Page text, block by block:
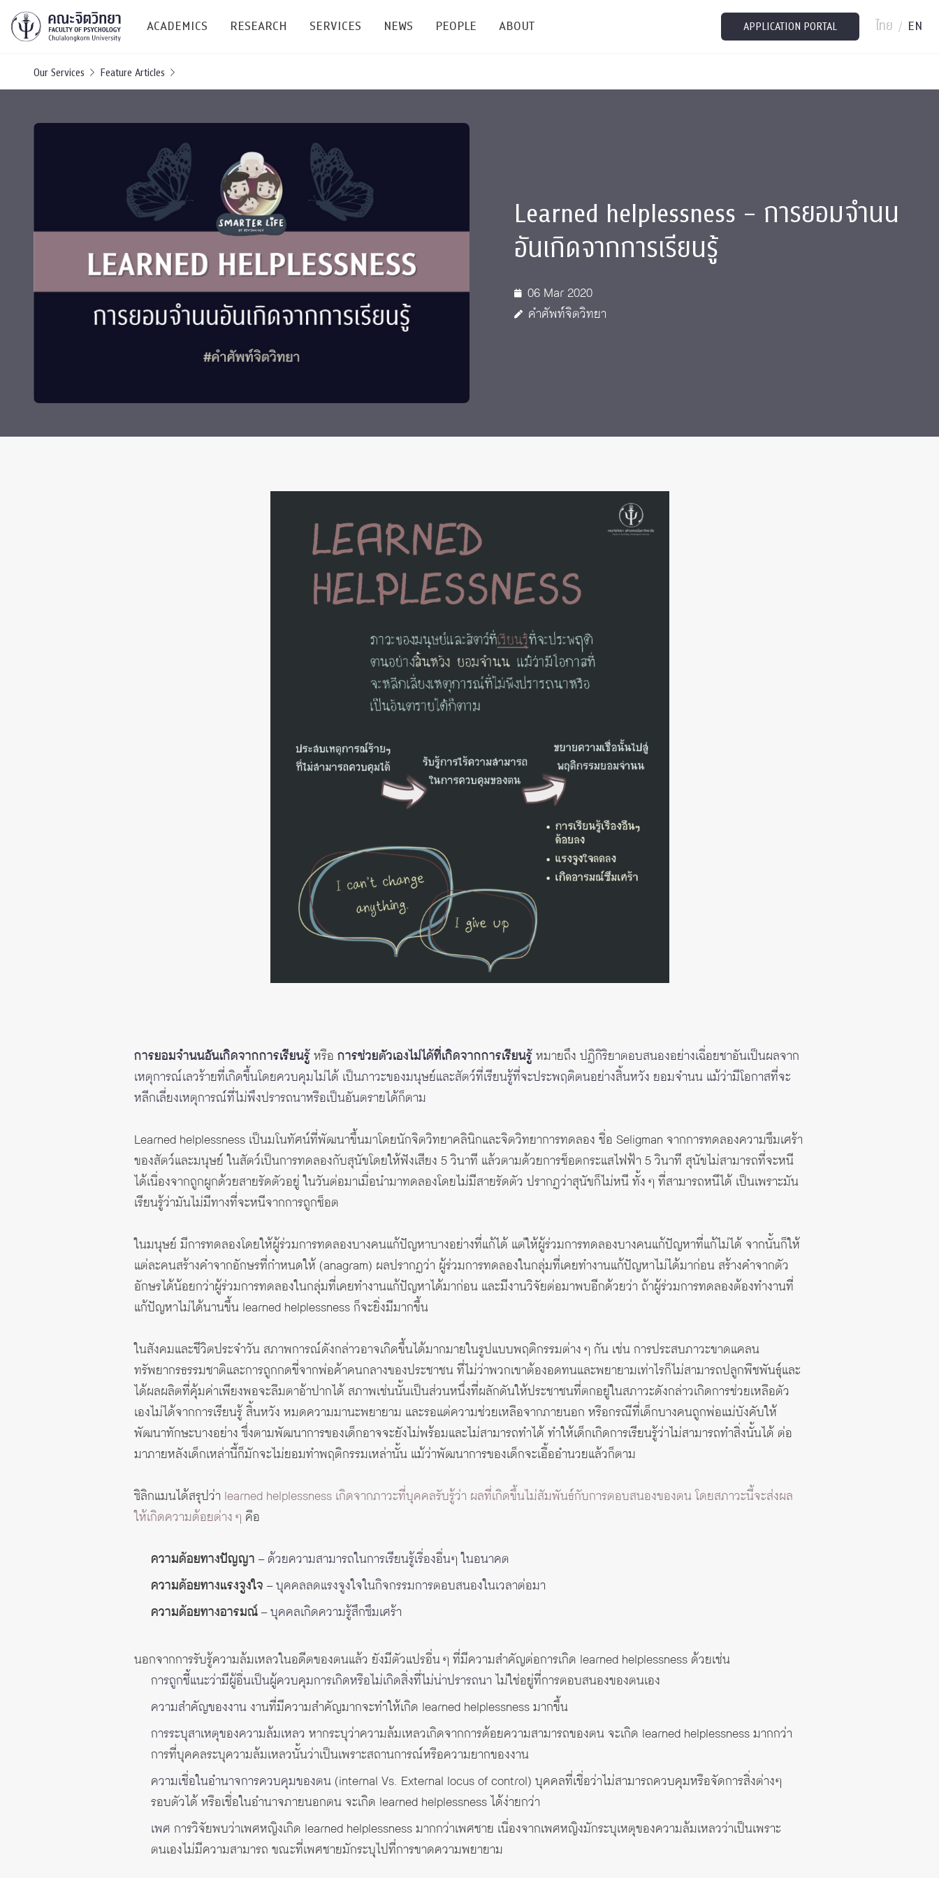
ACADEMICS
Undergraduate
Bachelor of Science
(B.Sc.)
Graduate
Master's and PhD
Current Students
RESEARCH
Research Publications
Conference
International Conference & Symposium
TICP 2023
SSBW Activities
Grants and Awards
SERVICES
PSY Stats Clinic
Wellness Center
Psychological Center for Effective Organization
Life Di
CU Radio
NEWS
Events & Announcement
Jobs
PEOPLE
Staffs
ABOUT
Contact Us
Intranet
APPLICATION PORTAL ไทย / EN
Our Services Feature Articles
Learned helplessness – การยอมจำนน
อันเกิดจากการเรียนรู้
06 Mar 2020
คำศัพท์จิตวิทยา
การยอมจำนนอันเกิดจากการเรียนรู้หรือ การช่วยตัวเองไม่ได้ที่เกิดจากการเรียนรู้หมายถึง ปฏิกิริยาตอบสนองอย่างเฉื่อยชาอันเป็นผลจาก
เหตุการณ์เลวร้ายที่เกิดขึ้นโดยควบคุมไม่ได้ เป็นภาวะของมนุษย์และสัตว์ที่เรียนรู้ที่จะประพฤติตนอย่างสิ้นหวัง ยอมจำนน แม้ว่ามีโอกาสที่จะ
หลีกเลี่ยงเหตุการณ์ที่ไม่พึงปรารถนาหรือเป็นอันตรายได้ก็ตาม
Learned helplessness เป็นมโนทัศน์ที่พัฒนาขึ้นมาโดยนักจิตวิทยาคลินิกและจิตวิทยาการทดลอง ชื่อ Seligman จากการทดลองความซึมเศร้า
ของสัตว์และมนุษย์ ในสัตว์เป็นการทดลองกับสุนัขโดยให้ฟังเสียง 5 วินาที แล้วตามด้วยการช็อตกระแสไฟฟ้า 5 วินาที สุนัขไม่สามารถที่จะหนี
ได้เนื่องจากถูกผูกด้วยสายรัดตัวอยู่ ในวันต่อมาเมื่อนำมาทดลองโดยไม่มีสายรัดตัว ปรากฏว่าสุนัขก็ไม่หนี ทั้ง ๆ ที่สามารถหนีได้ เป็นเพราะมัน
เรียนรู้ว่ามันไม่มีทางที่จะหนีจากการถูกช็อต
ในมนุษย์ มีการทดลองโดยให้ผู้ร่วมการทดลองบางคนแก้ปัญหาบางอย่างที่แก้ได้ แต่ให้ผู้ร่วมการทดลองบางคนแก้ปัญหาที่แก้ไม่ได้ จากนั้นก็ให้
แต่ละคนสร้างคำจากอักษรที่กำหนดให้ (anagram) ผลปรากฏว่า ผู้ร่วมการทดลองในกลุ่มที่เคยทำงานแก้ปัญหาไม่ได้มาก่อน สร้างคำจากตัว
อักษรได้น้อยกว่าผู้ร่วมการทดลองในกลุ่มที่เคยทำงานแก้ปัญหาได้มาก่อน และมีงานวิจัยต่อมาพบอีกด้วยว่า ถ้าผู้ร่วมการทดลองต้องทำงานที่
แก้ปัญหาไม่ได้นานขึ้น learned helplessness ก็จะยิ่งมีมากขึ้น
ในสังคมและชีวิตประจำวัน สภาพการณ์ดังกล่าวอาจเกิดขึ้นได้มากมายในรูปแบบพฤติกรรมต่าง ๆ กัน เช่น การประสบภาวะขาดแคลน
ทรัพยากรธรรมชาติและการถูกกดขี่จากพ่อค้าคนกลางของประชาชน ที่ไม่ว่าพวกเขาต้องอดทนและพยายามเท่าไรก็ไม่สามารถปลูกพืชพันธุ์และ
ได้ผลผลิตที่คุ้มค่าเพียงพอจะลืมตาอ้าปากได้ สภาพเช่นนั้นเป็นส่วนหนึ่งที่ผลักดันให้ประชาชนที่ตกอยู่ในสภาวะดังกล่าวเกิดการช่วยเหลือตัว
เองไม่ได้จากการเรียนรู้ สิ้นหวัง หมดความมานะพยายาม และรอแต่ความช่วยเหลือจากภายนอก หรือกรณีที่เด็กบางคนถูกพ่อแม่บังคับให้
พัฒนาทักษะบางอย่าง ซึ่งตามพัฒนาการของเด็กอาจจะยังไม่พร้อมและไม่สามารถทำได้ ทำให้เด็กเกิดการเรียนรู้ว่าไม่สามารถทำสิ่งนั้นได้ ต่อ
มาภายหลังเด็กเหล่านี้ก็มักจะไม่ยอมทำพฤติกรรมเหล่านั้น แม้ว่าพัฒนาการของเด็กจะเอื้ออำนวยแล้วก็ตาม
ซิลิกแมนได้สรุปว่า learned helplessness เกิดจากภาวะที่บุคคลรับรู้ว่า ผลที่เกิดขึ้นไม่สัมพันธ์กับการตอบสนองของตน โดยสภาวะนี้จะส่งผล
ให้เกิดความด้อยต่าง ๆ คือ
ความด้อยทางปัญญา – ด้วยความสามารถในการเรียนรู้เรื่องอื่นๆ ในอนาคต
ความด้อยทางแรงจูงใจ – บุคคลลดแรงจูงใจในกิจกรรมการตอบสนองในเวลาต่อมา
ความด้อยทางอารมณ์– บุคคลเกิดความรู้สึกซึมเศร้า
นอกจากการรับรู้ความล้มเหลวในอดีตของตนแล้ว ยังมีตัวแปรอื่น ๆ ที่มีความสำคัญต่อการเกิด learned helplessness ด้วยเช่น
การถูกชี้แนะว่ามีผู้อื่นเป็นผู้ควบคุมการเกิดหรือไม่เกิดสิ่งที่ไม่น่าปรารถนา ไม่ใช่อยู่ที่การตอบสนองของตนเอง
ความสำคัญของงานงานที่มีความสำคัญมากจะทำให้เกิด learned helplessness มากขึ้น
การระบุสาเหตุของความล้มเหลว หากระบุว่าความล้มเหลวเกิดจากการด้อยความสามารถของตน จะเกิด learned helplessness มากกว่า
การที่บุคคลระบุความล้มเหลวนั้นว่าเป็นเพราะสถานการณ์หรือความยากของงาน
ความเชื่อในอำนาจการควบคุมของตน (internal Vs. External locus of control) บุคคลที่เชื่อว่าไม่สามารถควบคุมหรือจัดการสิ่งต่างๆ
รอบตัวได้ หรือเชื่อในอำนาจภายนอกตน จะเกิด learned helplessness ได้ง่ายกว่า
เพศ การวิจัยพบว่าเพศหญิงเกิด learned helplessness มากกว่าเพศชาย เนื่องจากเพศหญิงมักระบุเหตุของความล้มเหลวว่าเป็นเพราะ
ตนเองไม่มีความสามารถ ขณะที่เพศชายมักระบุไปที่การขาดความพยายาม